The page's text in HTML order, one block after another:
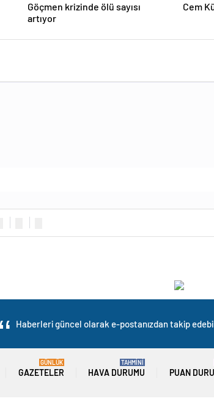
Göçmen krizinde ölü sayısı
artıyor
Cem
Haberleri güncel olarak e-postanızdan takip
GAZETELER
GÜNLÜK
HAVA DURUMU
TAHMİNİ
PUAN